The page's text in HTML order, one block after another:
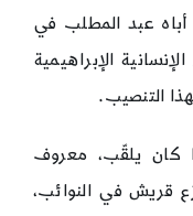
عبد المطلب في
الإبراهيمية
التنصيب.
كان يلقّب، معروف
قريش في النوائب،